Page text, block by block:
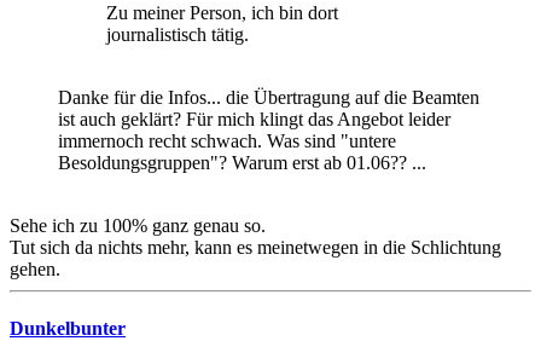
Zu meiner Person, ich bin dort
journalistisch tätig.
Danke für die Infos... die Übertragung auf die Beamten
ist auch geklärt? Für mich klingt das Angebot leider
immernoch recht schwach. Was sind "untere
Besoldungsgruppen"? Warum erst ab 01.06?? ...
Sehe ich zu 100% ganz genau so.
Tut sich da nichts mehr, kann es meinetwegen in die Schlichtung
gehen.
Dunkelbunter